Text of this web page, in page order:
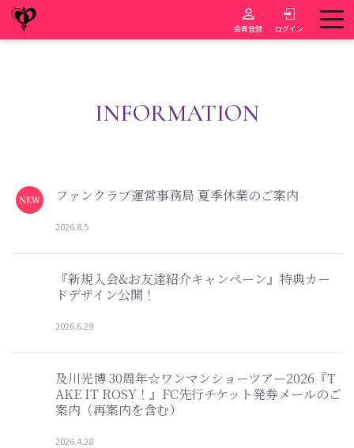
会員登録 ログイン
INFORMATION
ファンクラブ運営事務局 夏季休業のご案内
2026.8.5
『新規入会&お友達紹介キャンペーン』特典カー
ドデザイン公開！
2026.6.29
及川光博 30周年☆ワンマンショーツアー2026『T
AKE IT ROSY！』FC先行チケット発券メールのご
案内（再案内を含む）
2026.4.28